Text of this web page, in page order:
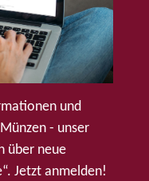
und
- unser
über neue
Jetzt anmelden!